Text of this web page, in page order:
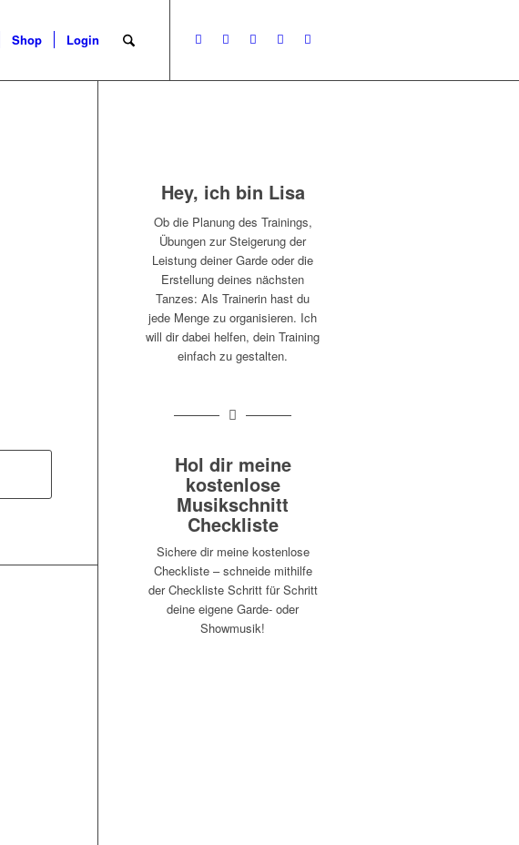
Shop Login
Hey, ich bin Lisa
Ob die Planung des Trainings,
Übungen zur Steigerung der
Leistung deiner Garde oder die
Erstellung deines nächsten
Tanzes: Als Trainerin hast du
jede Menge zu organisieren. Ich
will dir dabei helfen, dein Training
einfach zu gestalten.
Hol dir meine
kostenlose
Musikschnitt
Checkliste
Sichere dir meine kostenlose
Checkliste – schneide mithilfe
der Checkliste Schritt für Schritt
deine eigene Garde- oder
Showmusik!